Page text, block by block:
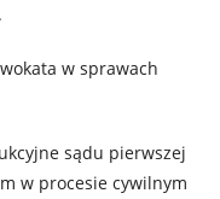
w sprawach
sądu pierwszej
w procesie cywilnym